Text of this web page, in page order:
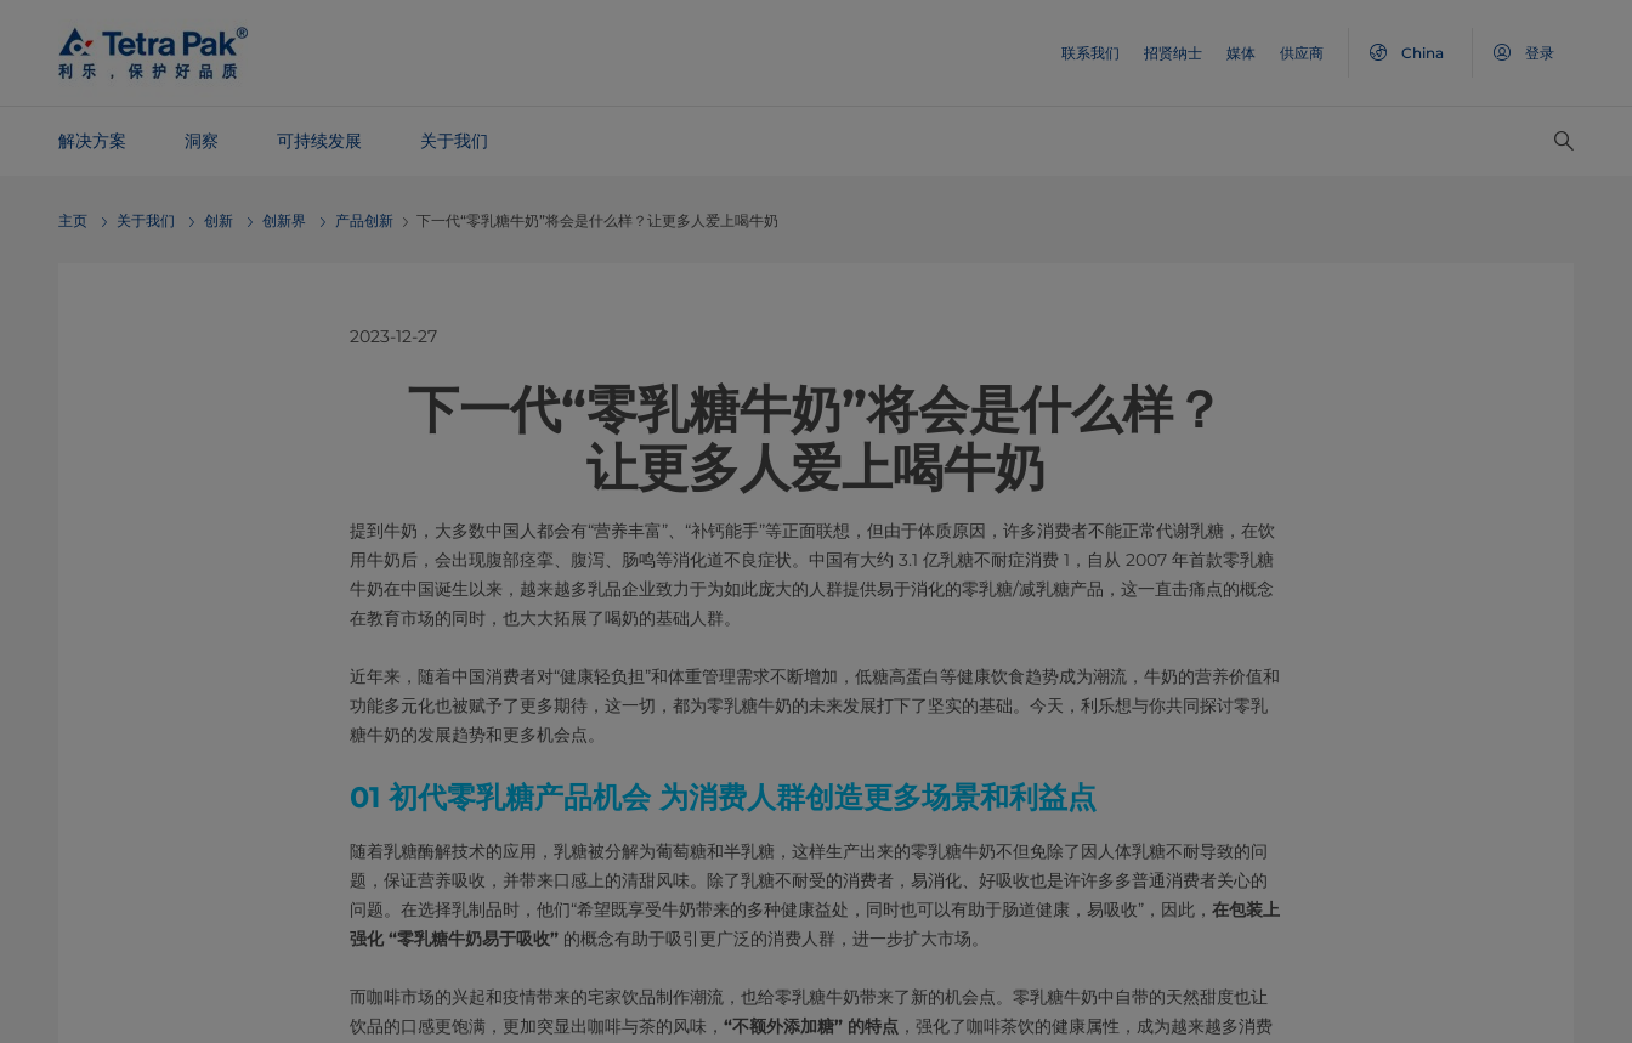
Skip To
Main
Content
联系我们 招贤纳士 媒体 供应商 China 登录
解决方案 洞察 可持续发展 关于我们
Navigation
主页 关于我们 创新 创新界 产品创新 下一代“零乳糖牛奶”将会是什么样？让更多人爱上喝牛奶
2023-12-27
下一代“零乳糖牛奶”将会是什么样？
让更多人爱上喝牛奶
提到牛奶，大多数中国人都会有“营养丰富”、“补钙能手”等正面联想，但由于体质原因，许多消费者不能正常代谢乳糖，在饮
用牛奶后，会出现腹部痉挛、腹泻、肠鸣等消化道不良症状。中国有大约 3.1 亿乳糖不耐症消费 1，自从 2007 年首款零乳糖
牛奶在中国诞生以来，越来越多乳品企业致力于为如此庞大的人群提供易于消化的零乳糖/减乳糖产品，这一直击痛点的概念
在教育市场的同时，也大大拓展了喝奶的基础人群。
近年来，随着中国消费者对“健康轻负担”和体重管理需求不断增加，低糖高蛋白等健康饮食趋势成为潮流，牛奶的营养价值和
功能多元化也被赋予了更多期待，这一切，都为零乳糖牛奶的未来发展打下了坚实的基础。今天，利乐想与你共同探讨零乳
糖牛奶的发展趋势和更多机会点。
01 初代零乳糖产品机会 为消费人群创造更多场景和利益点
随着乳糖酶解技术的应用，乳糖被分解为葡萄糖和半乳糖，这样生产出来的零乳糖牛奶不但免除了因人体乳糖不耐导致的问
题，保证营养吸收，并带来口感上的清甜风味。除了乳糖不耐受的消费者，易消化、好吸收也是许许多多普通消费者关心的
问题。在选择乳制品时，他们“希望既享受牛奶带来的多种健康益处，同时也可以有助于肠道健康，易吸收”，因此， 在包装上
强化 “零乳糖牛奶易于吸收” 的概念有助于吸引更广泛的消费人群，进一步扩大市场。
而咖啡市场的兴起和疫情带来的宅家饮品制作潮流，也给零乳糖牛奶带来了新的机会点。零乳糖牛奶中自带的天然甜度也让
饮品的口感更饱满，更加突显出咖啡与茶的风味， “不额外添加糖” 的特点 ，强化了咖啡茶饮的健康属性，成为越来越多消费